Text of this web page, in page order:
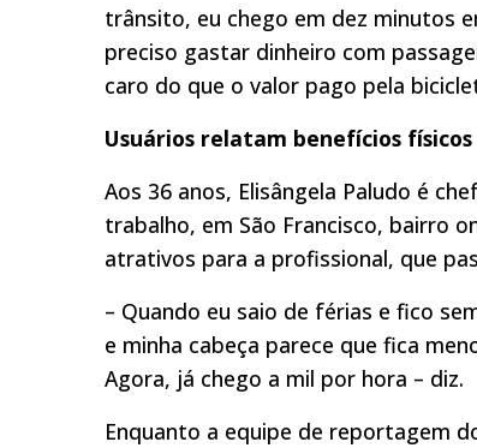
trânsito, eu chego em dez minutos
preciso gastar dinheiro com
caro do que o valor pago pela
Usuários relatam benefícios
Aos 36 anos, Elisângela Paludo é
trabalho, em São Francisco, bairro
atrativos para a profissional, que
– Quando eu saio de férias e fico
e minha cabeça parece que fica
Agora, já chego a mil por hora – diz.
Enquanto a equipe de reportagem